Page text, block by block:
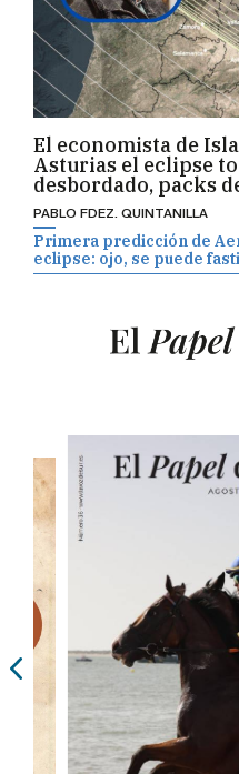
El economista de
Asturias el eclipse
desbordado, packs
PABLO FDEZ. QUINTANILLA
Primera predicción de
eclipse: ojo, se puede